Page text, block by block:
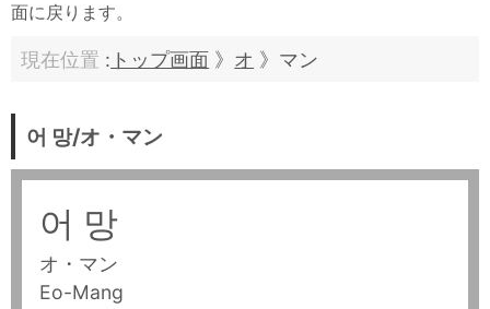
面に戻ります。
現在位置 : トップ画面 》 オ 》マン
어 망/オ・マン
어 망
オ・マン
Eo-Mang